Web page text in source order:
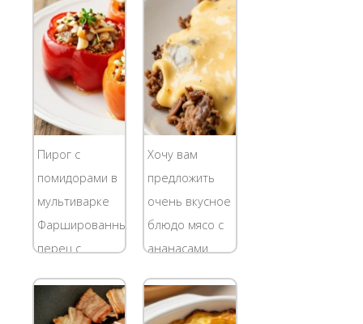
сладком соусе
Гобаожоу 锅
包肉 [guō bāo
ròu]. Самое
главное в нем,
конечно же,
кисло-сладкий
соус. В
приготовлении...
Готовятся они
очень просто,
справится
даже новичок
в кулинарии.
На гарнир
идеально
подойдет
картофель,
макароны,...
Пирог с
помидорами в
мультиварке
Фаршированный
перец с
времени в
нашей семье
Хочу вам
предложить
очень вкусное
блюдо мясо с
ананасами.
этих двух
продуктов